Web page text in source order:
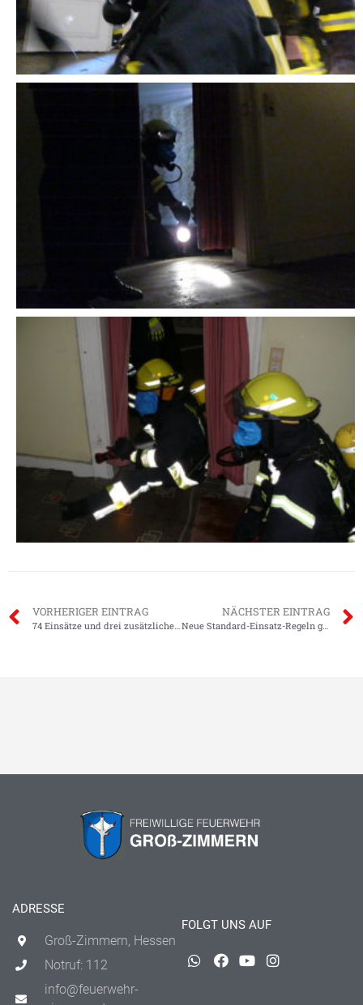
VORHERIGER EINTRAG NÄCHSTER EINTRAG
Neue Standard-Einsatz-Regeln geübt
ADRESSE
Groß-Zimmern, Hessen
Notruf: 112
info@feuerwehr-
FOLGT UNS AUF